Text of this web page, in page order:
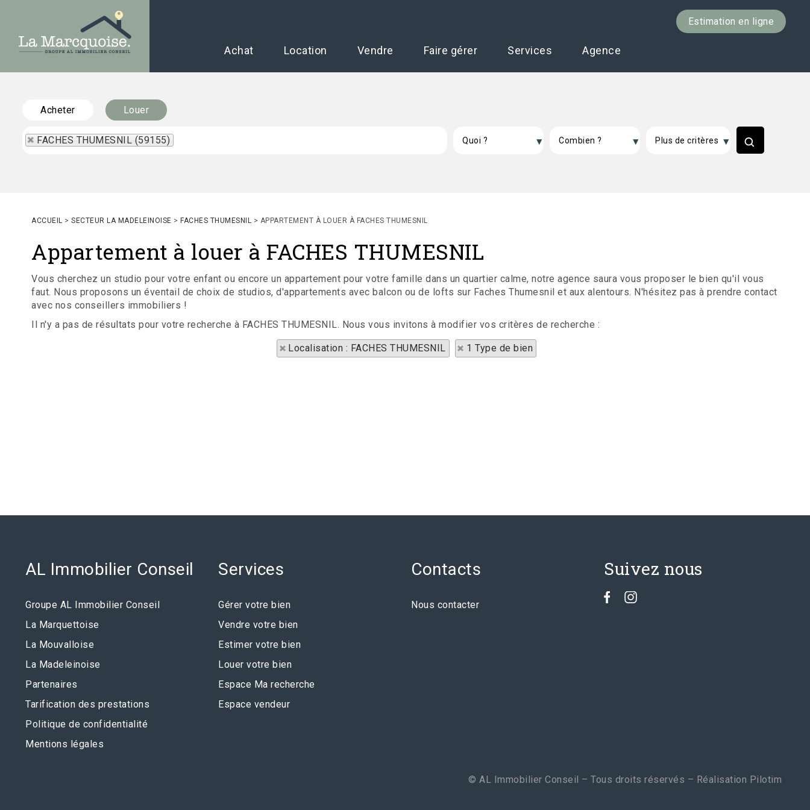
Estimation en ligne
Achat Location Vendre Faire gérer Services Agence
Acheter Louer
FACHES THUMESNIL (59155)
ACCUEIL > SECTEUR LA MADELEINOISE > FACHES THUMESNIL > APPARTEMENT À LOUER À FACHES THUMESNIL
Appartement à louer à FACHES THUMESNIL
Vous cherchez un studio pour votre enfant ou encore un appartement pour votre famille dans un quartier calme, notre agence saura vous proposer le bien qu'il vous
faut. Nous proposons un éventail de choix de studios, d'appartements avec balcon ou de lofts sur Faches Thumesnil et aux alentours. N'hésitez pas à prendre contact
avec nos conseillers immobiliers !
Il n'y a pas de résultats pour votre recherche à FACHES THUMESNIL. Nous vous invitons à modifier vos critères de recherche :
Localisation : FACHES THUMESNIL 1 Type de bien
AL Immobilier Conseil
Groupe AL Immobilier Conseil
La Marquettoise
La Mouvalloise
La Madeleinoise
Partenaires
Tarification des prestations
Politique de confidentialité
Mentions légales
Services
Gérer votre bien
Vendre votre bien
Estimer votre bien
Louer votre bien
Espace Ma recherche
Espace vendeur
Contacts
Nous contacter
Suivez nous
© AL Immobilier Conseil – Tous droits réservés – Réalisation Pilotim